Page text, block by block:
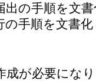
の手順を文書
手順を文書化
成が必要にな